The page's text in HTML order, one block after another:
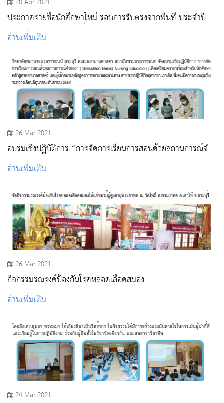
ประกาศรายชื่อนักศึกษาใหม่ รอบการรับตรงจากพื้นที่ ประจำปี
การศึกษา 2564 (รอบเพิ่มเติม)
อ่านเพิ่มเติม
26 Mar 2021
อบรมเชิงปฏิบัติการ “การจัดการเรียนการสอนด้วยสถานการณ์จํา
ลอง”
อ่านเพิ่มเติม
26 Mar 2021
กิจกรรมรณรงค์ป้องกันโรคหลอดเลือดสมอง
อ่านเพิ่มเติม
24 Mar 2021